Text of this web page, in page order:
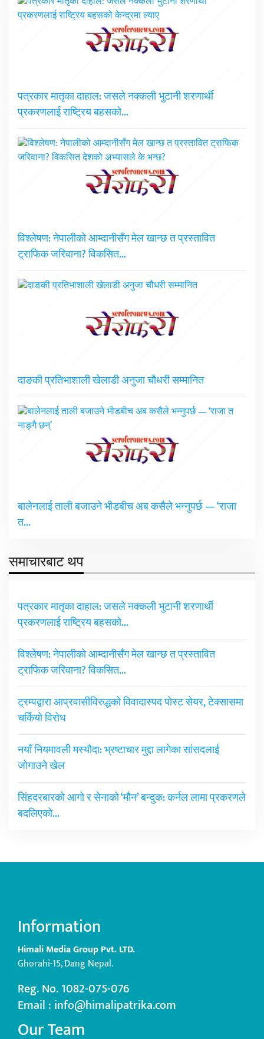
पत्रकार मातृका दाहाल: जसले नक्कली भुटानी शरणार्थी
प्रकरणलाई राष्ट्रिय बहसको…
विश्लेषण: नेपालीको आम्दानीसँग मेल खान्छ त प्रस्तावित
ट्राफिक जरिवाना? विकसित…
दाङकी प्रतिभाशाली खेलाडी अनुजा चौधरी सम्मानित
बालेनलाई ताली बजाउने भीडबीच अब कसैले भन्नुपर्छ — ‘राजा
त…
समाचारबाट थप
पत्रकार मातृका दाहाल: जसले नक्कली भुटानी शरणार्थी
प्रकरणलाई राष्ट्रिय बहसको…
विश्लेषण: नेपालीको आम्दानीसँग मेल खान्छ त प्रस्तावित
ट्राफिक जरिवाना? विकसित…
ट्रम्पद्वारा आप्रवासीविरुद्धको विवादास्पद पोस्ट सेयर, टेक्सासमा
चर्कियो विरोध
नयाँ नियमावली मस्यौदा: भ्रष्टाचार मुद्दा लागेका सांसदलाई
जोगाउने खेल
सिंहदरबारको आगो र सेनाको ‘मौन’ बन्दुक: कर्नल लामा प्रकरणले
बदलिएको…
Information
Himali Media Group Pvt. LTD.
Ghorahi-15, Dang Nepal.
Reg. No. 1082-075-076
Email : info@himalipatrika.com
Our Team